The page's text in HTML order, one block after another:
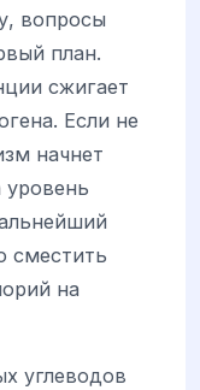
вопросы
план.
сжигает
Если не
начнет
сместить
на
углеводов